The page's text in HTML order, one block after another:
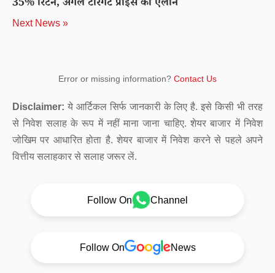
35% रिटर्न, अगले टारगेट प्राइस का ऐलान
Next News »
Error or missing information? Contact Us
Disclaimer: ये आर्टिकल सिर्फ जानकारी के लिए है. इसे किसी भी तरह
से निवेश सलाह के रूप में नहीं माना जाना चाहिए. शेयर बाजार में निवेश
जोखिम पर आधारित होता है. शेयर बाजार में निवेश करने से पहले अपने
वित्तीय सलाहकार से सलाह जरूर लें.
Follow On Channel
Follow On News